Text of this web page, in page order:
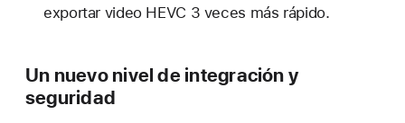
exportar video HEVC 3 veces más rápido.
Un nuevo nivel de integración y
seguridad